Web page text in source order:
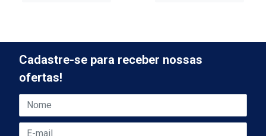
Cadastre-se para receber nossas
ofertas!